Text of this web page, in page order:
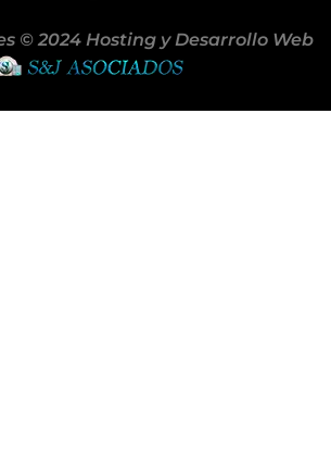
© 2024 Hosting y Desarrollo Web